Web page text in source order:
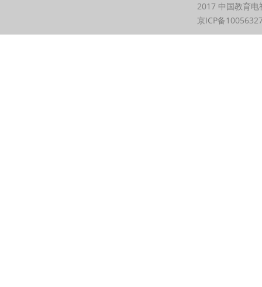
2017 中国教育
京ICP备